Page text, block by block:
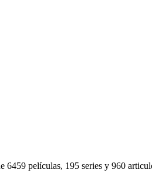
6459 películas, 195 series y 960